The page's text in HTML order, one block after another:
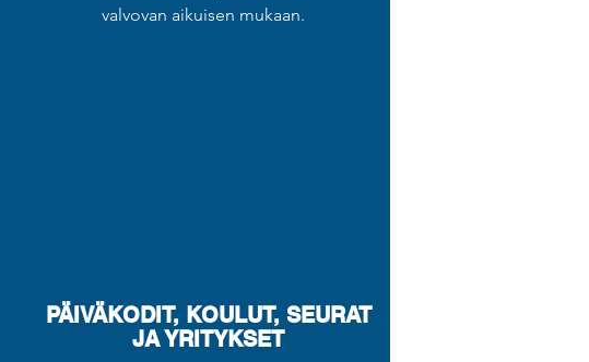
valvovan aikuisen mukaan.
PÄIVÄKODIT, KOULUT, SEURAT
JA YRITYKSET